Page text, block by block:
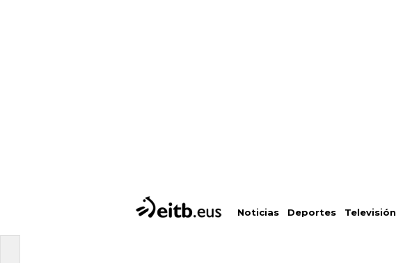
Noticias Deportes Televisión